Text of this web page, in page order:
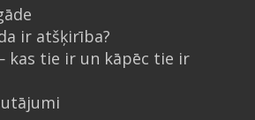
ir atšķirība?
kas tie ir un kāpēc tie ir